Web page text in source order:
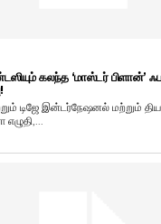
கலந்த ‘மாஸ்டர் பிளான்’
டிஜே இன்டர்நேஷனல் மற்றும்